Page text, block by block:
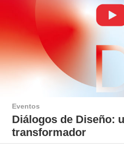
Eventos
Diálogos de Diseño:
transformador